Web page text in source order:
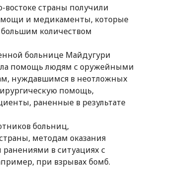
страны получили
и медикаменты, которые
количеством
больнице Майдугури
помощь людям с оружейными
нуждавшимся в неотложных
помощь,
раненные в результате
больниц,
методам оказания
в ситуациях с
при взрывах бомб.